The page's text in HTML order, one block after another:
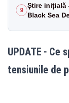
9
Știre inițială
Black Sea
UPDATE - Ce
tensiunile de